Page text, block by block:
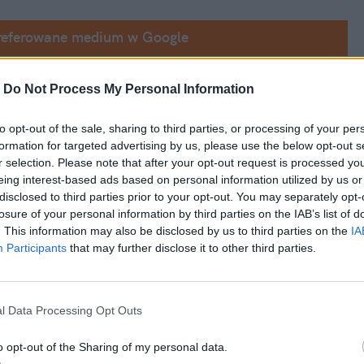
Do Not Process My Personal Information
opt-out of the sale, sharing to third parties, or processing of your
for targeted advertising by us, please use the below opt-out
selection. Please note that after your opt-out request is processed
interest-based ads based on personal information utilized by us
to third parties prior to your opt-out. You may separately
of your personal information by third parties on the IAB’s list of
This information may also be disclosed by us to third parties on the
Participants that may further disclose it to other third parties.
Data Processing Opt Outs
opt-out of the Sharing of my personal data.
medium w Google
bloków Zaporoskiej Elektrowni
rosyjskiego koncernu Rosatom,
dojdzie do ataku
największą elektrownią jądrową w
4 marca